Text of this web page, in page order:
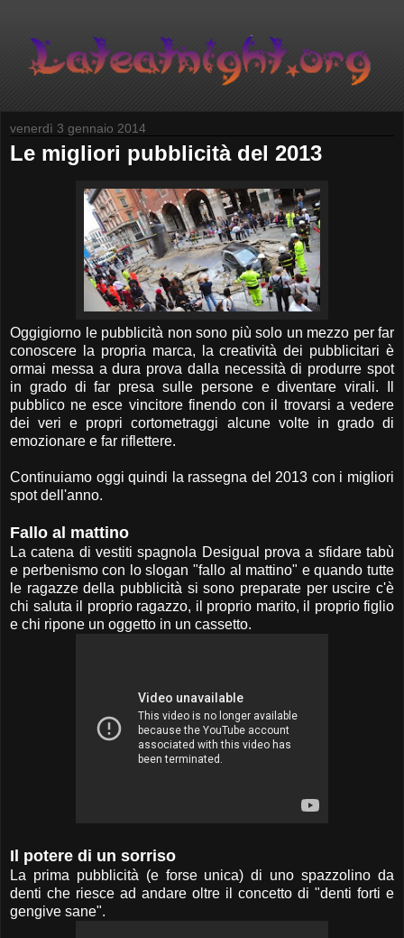
venerdì 3 gennaio 2014
Le migliori pubblicità del 2013
Oggigiorno le pubblicità non sono più solo un mezzo per far
conoscere la propria marca, la creatività dei pubblicitari è
ormai messa a dura prova dalla necessità di produrre spot
in grado di far presa sulle persone e diventare virali. Il
pubblico ne esce vincitore finendo con il trovarsi a vedere
dei veri e propri cortometraggi alcune volte in grado di
emozionare e far riflettere.
Continuiamo oggi quindi la rassegna del 2013 con i migliori
spot dell'anno.
Fallo al mattino
La catena di vestiti spagnola Desigual prova a sfidare tabù
e perbenismo con lo slogan "fallo al mattino" e quando tutte
le ragazze della pubblicità si sono preparate per uscire c'è
chi saluta il proprio ragazzo, il proprio marito, il proprio figlio
e chi ripone un oggetto in un cassetto.
Il potere di un sorriso
La prima pubblicità (e forse unica) di uno spazzolino da
denti che riesce ad andare oltre il concetto di "denti forti e
gengive sane".